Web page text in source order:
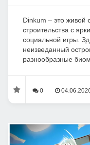
Dinkum – это живой
строительства с
социальной игры.
неизведанный
разнообразные
0